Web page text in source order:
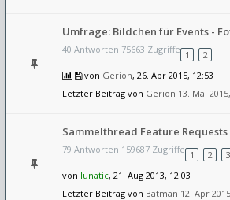
Umfrage: Bildchen für Events -
40 Antworten 75663 Zugriffe 1
2
von Gerion, 26. Apr 2015, 12:53
Letzter Beitrag von Gerion 13. Mai
Sammelthread Feature Requests
79 Antworten 159687 Zugriffe 1 2
3
von lunatic, 21. Aug 2013, 12:03
Letzter Beitrag von Batman 12. Apr